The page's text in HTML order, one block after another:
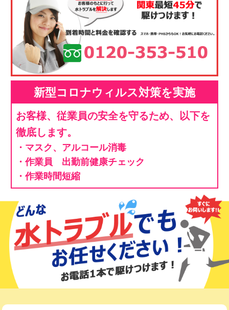
新型コロナウィルス対策を実施
お客様、従業員の安全を守るため、以下を
徹底します。
・マスク、アルコール消毒
・作業員 出勤前健康チェック
・作業時間短縮